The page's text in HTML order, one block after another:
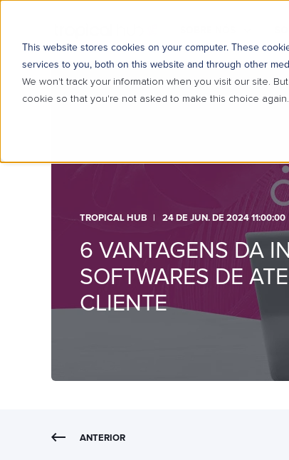
This website stores cookies on your computer. These
services to you, both on this website and through other
We won't track your information when you visit our site.
cookie so that you're not asked to make this choice again.
TROPICAL HUB 24 DE JUN. DE 2024 11:00:00
6 VANTAGENS DA
SOFTWARES DE
CLIENTE
ANTERIOR